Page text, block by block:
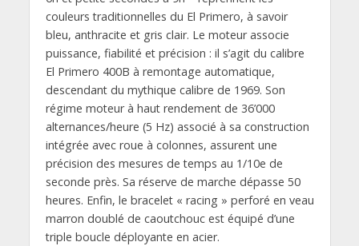
couleurs traditionnelles du El Primero, à savoir
bleu, anthracite et gris clair. Le moteur associe
puissance, fiabilité et précision : il s’agit du calibre
El Primero 400B à remontage automatique,
descendant du mythique calibre de 1969. Son
régime moteur à haut rendement de 36’000
alternances/heure (5 Hz) associé à sa construction
intégrée avec roue à colonnes, assurent une
précision des mesures de temps au 1/10e de
seconde près. Sa réserve de marche dépasse 50
heures. Enfin, le bracelet « racing » perforé en veau
marron doublé de caoutchouc est équipé d’une
triple boucle déployante en acier.